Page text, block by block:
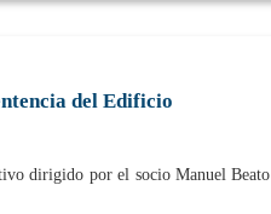
del Edificio
dirigido por el socio Manuel Beato